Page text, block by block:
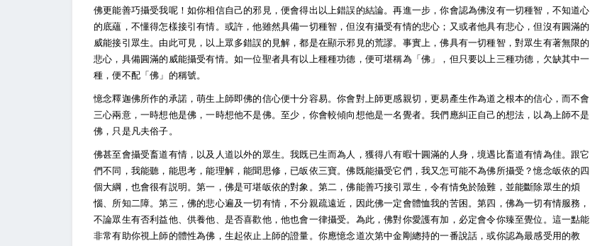
佛更能善巧攝受我呢！如你相信自己的邪見，便會得出以上錯誤的結論。再進一步，你會認為佛沒有一切種智，不知道心
的底蘊，不懂得怎樣接引有情。或許，他雖然具備一切種智，但沒有攝受有情的悲心；又或者他具有悲心，但沒有圓滿的
威能接引眾生。由此可見，以上眾多錯誤的見解，都是在顯示邪見的荒謬。事實上，佛具有一切種智，對眾生有著無限的
悲心，具備圓滿的威能攝受有情。如一位聖者具有以上種種功德，便可堪稱為「佛」，但只要以上三種功德，欠缺其中一
種，便不配「佛」的稱號。
憶念釋迦佛所作的承諾，萌生上師即佛的信心便十分容易。你會對上師更感親切，更易產生作為道之根本的信心，而不會
三心兩意，一時想他是佛，一時想他不是佛。至少，你會較傾向想他是一名覺者。我們應糾正自己的想法，以為上師不是
佛，只是凡夫俗子。
佛甚至會攝受畜道有情，以及人道以外的眾生。我既已生而為人，獲得八有暇十圓滿的人身，境遇比畜道有情為佳。跟它
們不同，我能聽，能思考，能理解，能聞思修，已皈依三寶。佛既能攝受它們，我又怎可能不為佛所攝受？憶念皈依的四
個大綱，也會很有説明。第一，佛是可堪皈依的對象。第二，佛能善巧接引眾生，令有情免於險難，並能斷除眾生的煩
惱、所知二障。第三，佛的悲心遍及一切有情，不分親疏遠近，因此佛一定會體恤我的苦困。第四，佛為一切有情服務，
不論眾生有否利益他、供養他、是否喜歡他，他也會一律攝受。為此，佛對你愛護有加，必定會令你臻至覺位。這一點能
非常有助你視上師的體性為佛，生起依止上師的證量。你應憶念道次第中金剛總持的一番說話，或你認為最感受用的教